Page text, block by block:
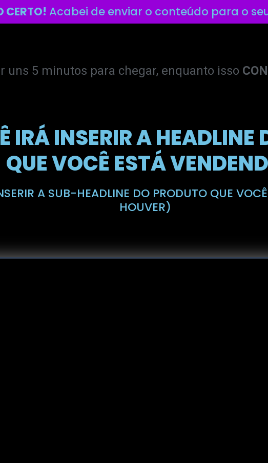
CERTO! Acabei de enviar o conteúdo para o
uns 5 minutos para chegar, enquanto isso
IRÁ INSERIR A HEADLINE
QUE VOCÊ ESTÁ
A SUB-HEADLINE DO PRODUTO QUE
HOUVER)